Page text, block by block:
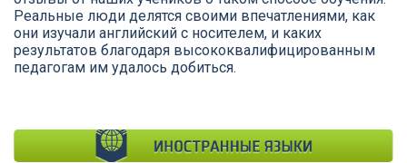
Реальные люди делятся своими впечатлениями, как
они изучали английский с носителем, и каких
результатов благодаря высококвалифицированным
педагогам им удалось добиться.